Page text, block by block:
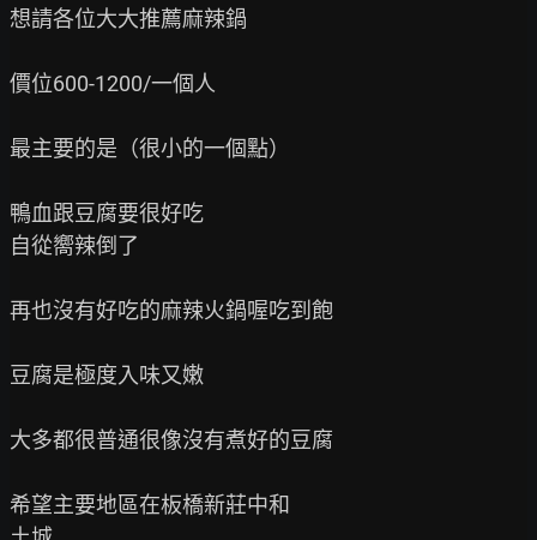
想請各位大大推薦麻辣鍋
價位600-1200/一個人
最主要的是（很小的一個點）
鴨血跟豆腐要很好吃
自從嚮辣倒了
再也沒有好吃的麻辣火鍋喔吃到飽
豆腐是極度入味又嫩
大多都很普通很像沒有煮好的豆腐
希望主要地區在板橋新莊中和